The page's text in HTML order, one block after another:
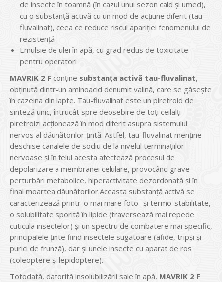
de insecte în toamnă (în cazul unui sezon cald și umed),
cu o substanță activă cu un mod de acțiune diferit (tau
fluvalinat), ceea ce reduce riscul apariției fenomenului de
rezistență
Emulsie de ulei în apă, cu grad redus de toxicitate
pentru operatori
MAVRIK 2 F conţine substanţa activă tau-fluvalinat,
obţinută dintr-un aminoacid denumit valină, care se găseşte
în cazeina din lapte. Tau-fluvalinat este un piretroid de
sinteză unic, întrucât spre deosebire de toţi ceilalţi
piretroizi acţionează în mod diferit asupra sistemului
nervos al dăunătorilor ţintă. Astfel, tau-fluvalinat menţine
deschise canalele de sodiu de la nivelul terminaţiilor
nervoase şi în felul acesta afectează procesul de
depolarizare a membranei celulare, provocând grave
perturbări metabolice, hiperactivitate dezordonată şi în
final moartea dăunătorilor.Aceasta substanţă activă se
caracterizează printr-o mai mare foto- şi termo-stabilitate,
o solubilitate sporită în lipide (traversează mai repede
cuticula insectelor) şi un spectru de combatere mai specific,
principalele ţinte fiind insectele sugătoare (afide, tripşi şi
purici de frunză), dar şi unele insecte cu aparat de ros
(coleoptere şi lepidoptere).
Totodată, datorită insolubilizării sale în apă, MAVRIK 2 F